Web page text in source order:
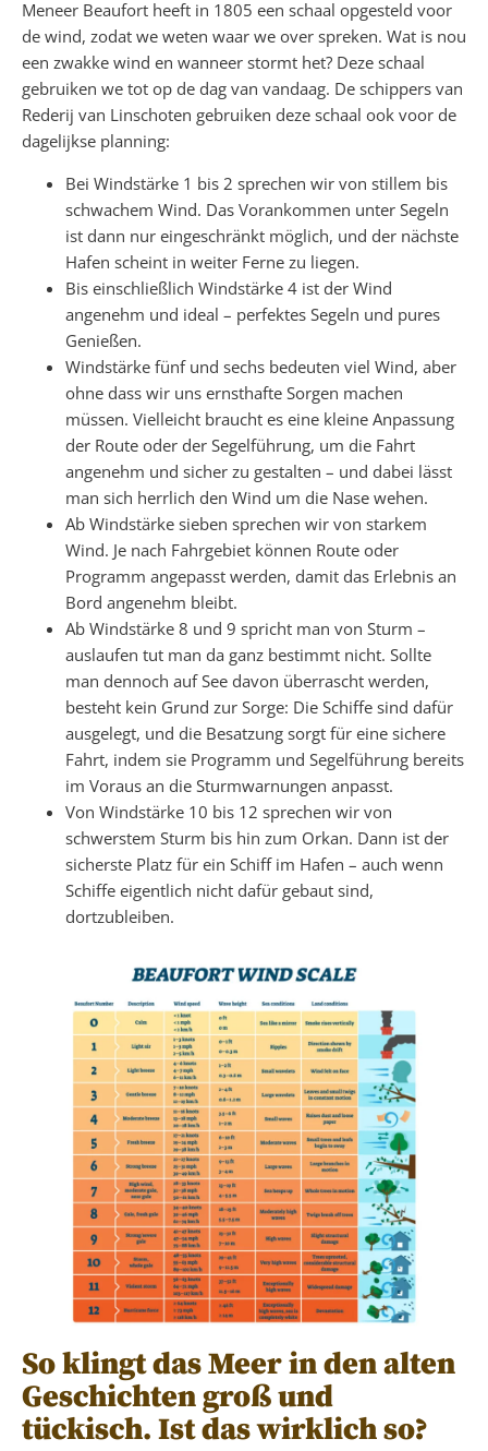
Meneer Beaufort heeft in 1805 een schaal opgesteld voor
de wind, zodat we weten waar we over spreken. Wat is nou
een zwakke wind en wanneer stormt het? Deze schaal
gebruiken we tot op de dag van vandaag. De schippers van
Rederij van Linschoten gebruiken deze schaal ook voor de
dagelijkse planning:
Bei Windstärke 1 bis 2 sprechen wir von stillem bis
schwachem Wind. Das Vorankommen unter Segeln
ist dann nur eingeschränkt möglich, und der nächste
Hafen scheint in weiter Ferne zu liegen.
Bis einschließlich Windstärke 4 ist der Wind
angenehm und ideal – perfektes Segeln und pures
Genießen.
Windstärke fünf und sechs bedeuten viel Wind, aber
ohne dass wir uns ernsthafte Sorgen machen
müssen. Vielleicht braucht es eine kleine Anpassung
der Route oder der Segelführung, um die Fahrt
angenehm und sicher zu gestalten – und dabei lässt
man sich herrlich den Wind um die Nase wehen.
Ab Windstärke sieben sprechen wir von starkem
Wind. Je nach Fahrgebiet können Route oder
Programm angepasst werden, damit das Erlebnis an
Bord angenehm bleibt.
Ab Windstärke 8 und 9 spricht man von Sturm –
auslaufen tut man da ganz bestimmt nicht. Sollte
man dennoch auf See davon überrascht werden,
besteht kein Grund zur Sorge: Die Schiffe sind dafür
ausgelegt, und die Besatzung sorgt für eine sichere
Fahrt, indem sie Programm und Segelführung bereits
im Voraus an die Sturmwarnungen anpasst.
Von Windstärke 10 bis 12 sprechen wir von
schwerstem Sturm bis hin zum Orkan. Dann ist der
sicherste Platz für ein Schiff im Hafen – auch wenn
Schiffe eigentlich nicht dafür gebaut sind,
dortzubleiben.
So klingt das Meer in den alten
Geschichten groß und
tückisch. Ist das wirklich so?